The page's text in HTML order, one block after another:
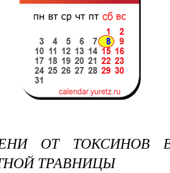
ОТ ТОКСИНОВ
ТРАВНИЦЫ